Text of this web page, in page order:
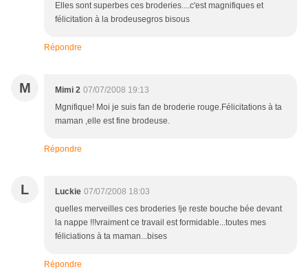
Elles sont superbes ces broderies....c'est magnifiques et
félicitation à la brodeusegros bisous
Répondre
M Mimi 2 07/07/2008 19:13
Mgnifique! Moi je suis fan de broderie rouge.Félicitations à ta
maman ,elle est fine brodeuse.
Répondre
L Luckie 07/07/2008 18:03
quelles merveilles ces broderies !je reste bouche bée devant
la nappe !!!vraiment ce travail est formidable...toutes mes
féliciations à ta maman...bises
Répondre